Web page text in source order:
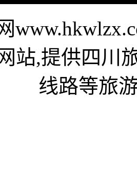
站,提供四川
线路等旅